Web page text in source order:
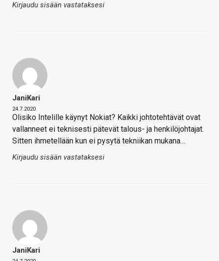
Kirjaudu sisään vastataksesi
JaniKari
24.7.2020
Olisiko Intelille käynyt Nokiat? Kaikki johtotehtävät ovat
vallanneet ei teknisesti pätevät talous- ja henkilöjohtajat.
Sitten ihmetellään kun ei pysytä tekniikan mukana…
Kirjaudu sisään vastataksesi
JaniKari